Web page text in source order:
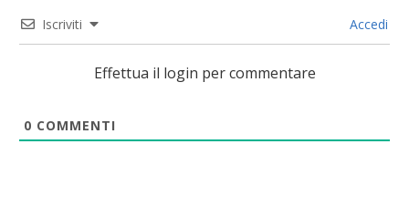
Iscriviti Accedi
Effettua il login per commentare
0 COMMENTI